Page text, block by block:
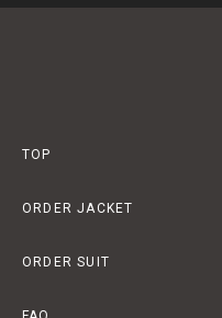
TOP
ORDER JACKET
ORDER SUIT